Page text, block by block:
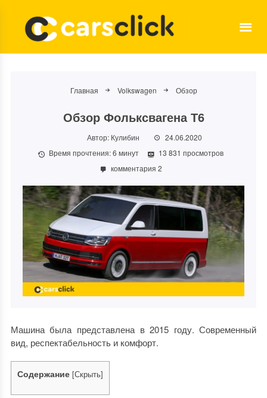
Главная Volkswagen Обзор
Обзор Фольксвагена Т6
Автор: Кулибин
24.06.2020
Время прочтения:6 минут
13 831 просмотров
комментария 2
Машина была представлена в 2015 году. Современный
вид, респектабельность и комфорт.
Содержание [Скрыть]